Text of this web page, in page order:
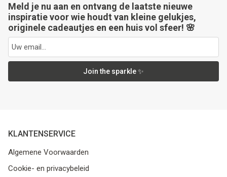
Meld je nu aan en ontvang de laatste nieuwe
inspiratie voor wie houdt van kleine gelukjes,
originele cadeautjes en een huis vol sfeer! 🌸
Join the sparkle ✨
KLANTENSERVICE
Algemene Voorwaarden
Cookie- en privacybeleid